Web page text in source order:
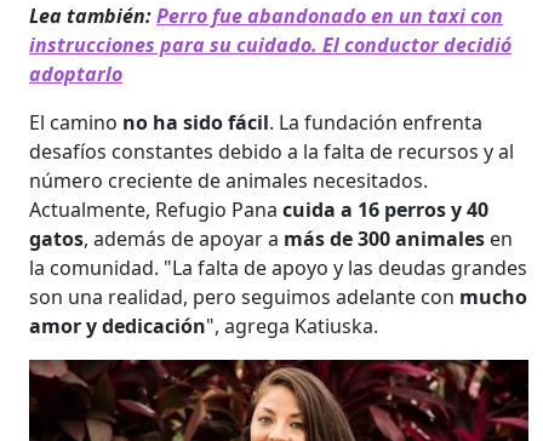
Lea también:Perro fue abandonado en un taxi con
instrucciones para su cuidado. El conductor decidió
adoptarlo
El camino no ha sido fácil. La fundación enfrenta
desafíos constantes debido a la falta de recursos y al
número creciente de animales necesitados.
Actualmente, Refugio Pana cuida a 16 perros y 40
gatos, además de apoyar a más de 300 animales en
la comunidad. "La falta de apoyo y las deudas grandes
son una realidad, pero seguimos adelante con mucho
amor y dedicación", agrega Katiuska.